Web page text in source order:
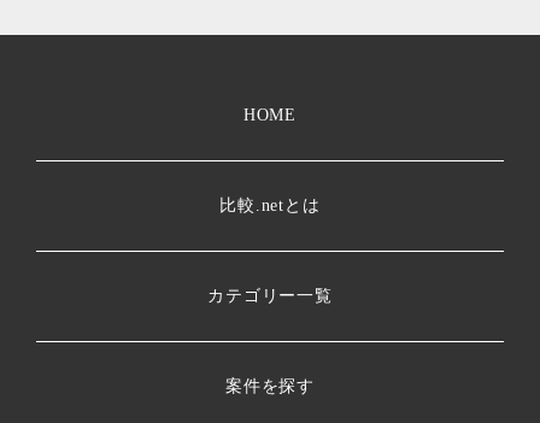
HOME
比較.netとは
カテゴリー一覧
案件を探す